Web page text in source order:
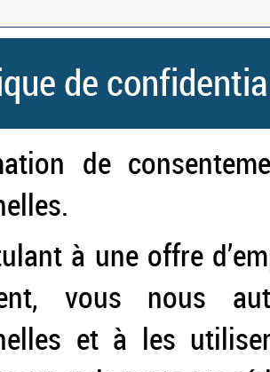
de
de
à une offre
vous nous
et à les